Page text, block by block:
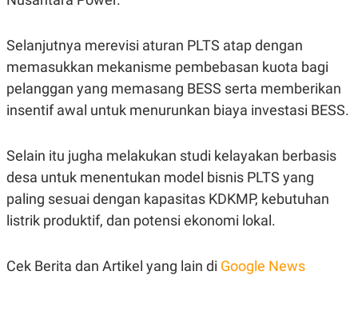
Selanjutnya merevisi aturan PLTS atap dengan
memasukkan mekanisme pembebasan kuota bagi
pelanggan yang memasang BESS serta memberikan
insentif awal untuk menurunkan biaya investasi BESS.
Selain itu jugha melakukan studi kelayakan berbasis
desa untuk menentukan model bisnis PLTS yang
paling sesuai dengan kapasitas KDKMP, kebutuhan
listrik produktif, dan potensi ekonomi lokal.
Cek Berita dan Artikel yang lain di Google News